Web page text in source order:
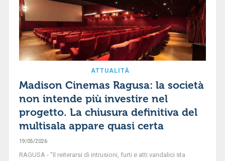
ATTUALITÀ
Madison Cinemas Ragusa: la società
non intende più investire nel
progetto. La chiusura definitiva del
multisala appare quasi certa
19/05/2026
RAGUSA - "Il reiterarsi di intrusioni, furti e atti vandalici sta